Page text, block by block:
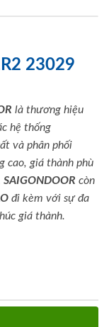
23029
là thương hiệu
hệ thống
và phân phối
cao, giá thành phù
SAIGONDOOR còn
đi kèm với sự đa
giá thành.